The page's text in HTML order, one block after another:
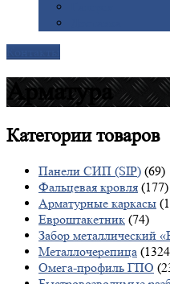
Арматура
Категориитоваров
Панели СИП (SIP) (69)
Фальцевая кровля (177)
Арматурные каркасы
Евроштакетник (74)
Забор металлический
Металлочерепица
Омега-профиль ГПО